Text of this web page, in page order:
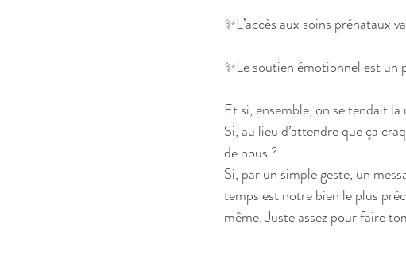
✨L’accès aux soins prénataux
✨Le soutien émotionnel est
Et si, ensemble, on se tendait la
Si, au lieu d’attendre que ça
de nous ?
Si, par un simple geste, un
temps est notre bien le plus
même. Juste assez pour faire